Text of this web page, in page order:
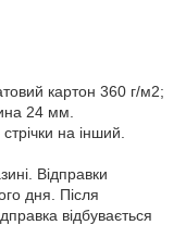
картон 360 г/м2;
24 мм.
на інший.
Відправки
дня. Після
відбувається